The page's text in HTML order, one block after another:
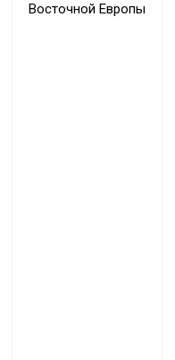
Восточной Европы